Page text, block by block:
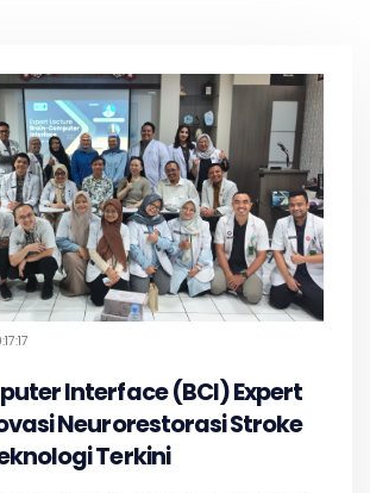
Interface (BCI) Expert
Neurorestorasi Stroke
Terkini